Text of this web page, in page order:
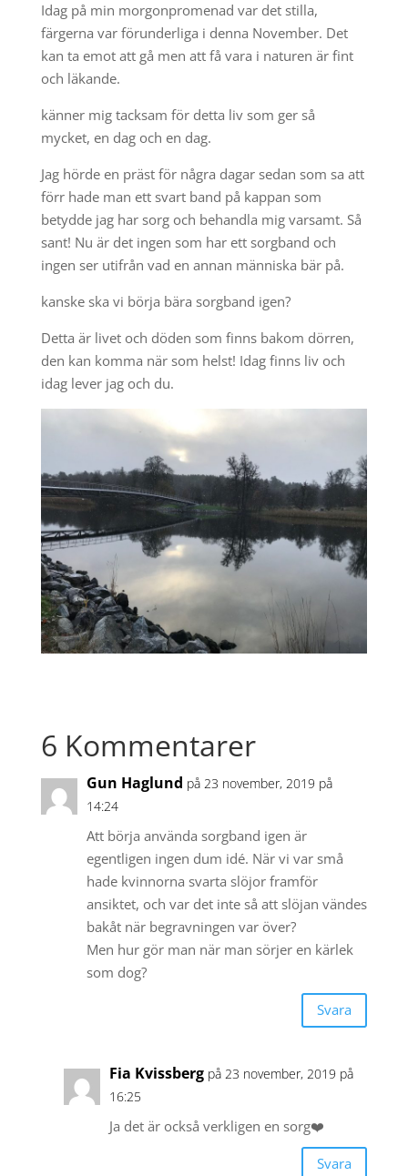
Idag på min morgonpromenad var det stilla,
färgerna var förunderliga i denna November. Det
kan ta emot att gå men att få vara i naturen är fint
och läkande.
känner mig tacksam för detta liv som ger så
mycket, en dag och en dag.
Jag hörde en präst för några dagar sedan som sa att
förr hade man ett svart band på kappan som
betydde jag har sorg och behandla mig varsamt. Så
sant! Nu är det ingen som har ett sorgband och
ingen ser utifrån vad en annan människa bär på.
kanske ska vi börja bära sorgband igen?
Detta är livet och döden som finns bakom dörren,
den kan komma när som helst! Idag finns liv och
idag lever jag och du.
6 Kommentarer
Gun Haglund på 23 november, 2019 på
14:24
Att börja använda sorgband igen är
egentligen ingen dum idé. När vi var små
hade kvinnorna svarta slöjor framför
ansiktet, och var det inte så att slöjan vändes
bakåt när begravningen var över?
Men hur gör man när man sörjer en kärlek
som dog?
Svara
Fia Kvissberg på 23 november, 2019 på
16:25
Ja det är också verkligen en sorg❤️
Svara